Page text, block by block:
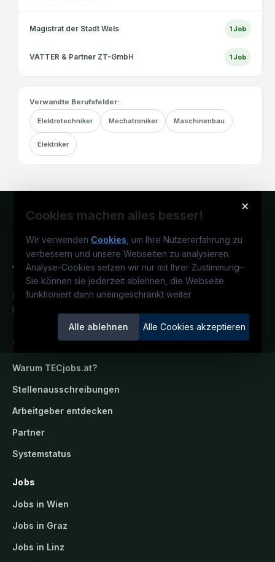
Magistrat der Stadt Wels 1 Job
VATTER & Partner ZT-GmbH 1 Job
Verwandte Berufsfelder:
Elektrotechniker Mechatroniker Maschinenbau
Elektriker
×
Cookies machen alles besser!
Wir verwenden Cookies , um Ihre Nutzererfahrung zu
verbessern und unsere Webseiten zu analysieren.
Analyse-Cookies setzen wir nur mit Ihrer Zustimmung–
Sie können sie jederzeit ablehnen, die Webseite
funktioniert dann uneingeschränkt weiter
Alle ablehnen Alle Cookies akzeptieren
Österreichs technisches Karriereportal.
Ein Service der candidatis GmbH.
TECjobs.at
Warum TECjobs.at?
Stellenausschreibungen
Arbeitgeber entdecken
Partner
Systemstatus
Jobs
Jobs in Wien
Jobs in Graz
Jobs in Linz